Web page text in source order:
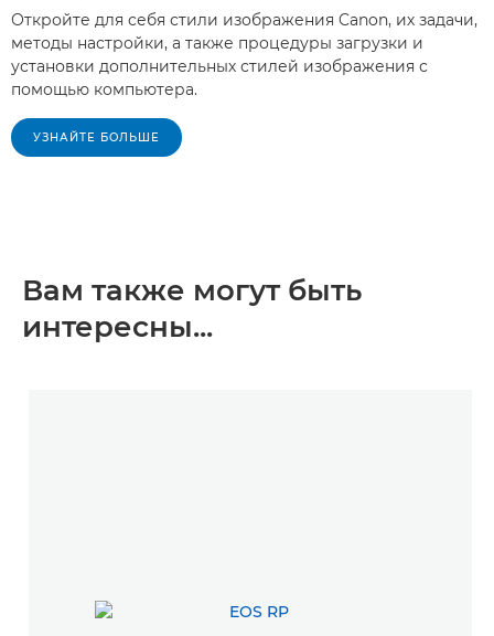
Откройте для себя стили изображения Canon, их задачи,
методы настройки, а также процедуры загрузки и
установки дополнительных стилей изображения с
помощью компьютера.
УЗНАЙТЕ БОЛЬШЕ
Вам также могут быть
интересны...